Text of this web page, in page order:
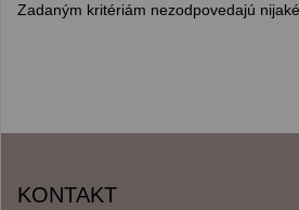
Zadaným kritériám nezodpovedajú
KONTAKT